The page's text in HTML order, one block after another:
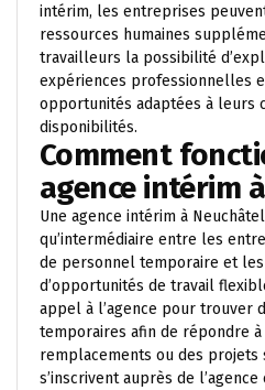
intérim, les entreprises
ressources humaines
travailleurs la possibilité
expériences professionnelles
opportunités adaptées à leurs
disponibilités.
Comment
agence intérim
Une agence intérim à
qu’intermédiaire entre les
de personnel temporaire et
d’opportunités de travail
appel à l’agence pour trouver
temporaires afin de répondre à
remplacements ou des projets
s’inscrivent auprès de